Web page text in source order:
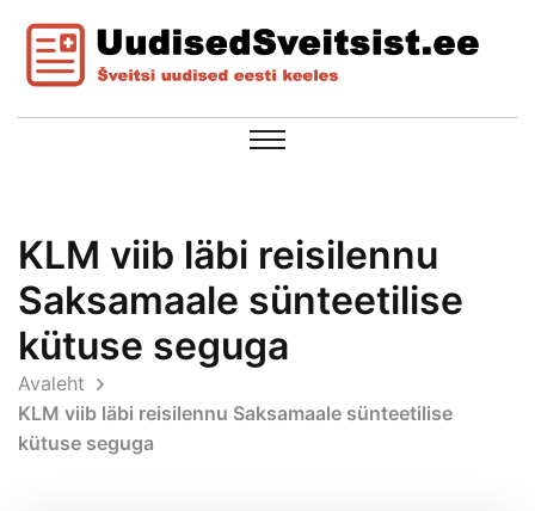
KLM viib läbi reisilennu
Saksamaale sünteetilise
kütuse seguga
Avaleht
KLM viib läbi reisilennu Saksamaale sünteetilise
kütuse seguga